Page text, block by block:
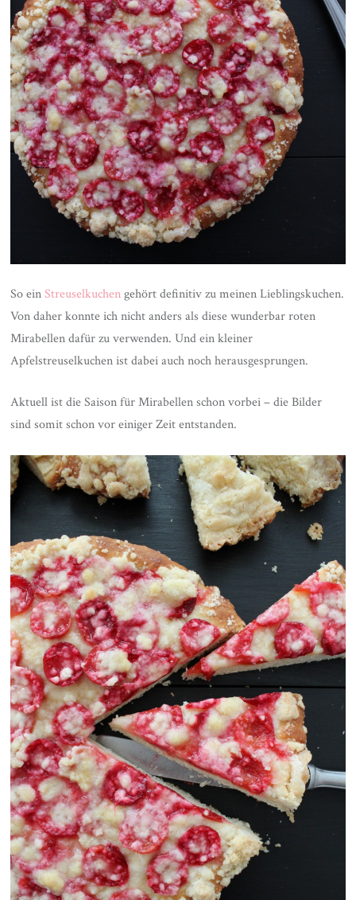
So einStreuselkuchengehört definitiv zu meinen Lieblingskuchen.
Von daher konnte ich nicht anders als diese wunderbar roten
Mirabellen dafür zu verwenden. Und ein kleiner
Apfelstreuselkuchen ist dabei auch noch herausgesprungen.
Aktuell ist die Saison für Mirabellen schon vorbei – die Bilder
sind somit schon vor einiger Zeit entstanden.